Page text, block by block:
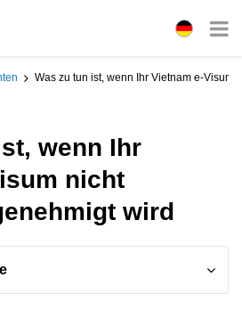
Was zu tun ist, wenn Ihr Vietnam e-Visum
wenn Ihr
nicht
wird